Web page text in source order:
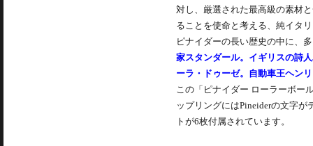
対し、厳選された最高級の素材
ることを使命と考える、純イタ
ピナイダーの長い歴史の中に、
家スタンダール。イギリスの詩
ーラ・ドゥーゼ。自動車王ヘン
この「ピナイダー ローラーボー
ップリングにはPineiderの文字
トが6枚付属されています。